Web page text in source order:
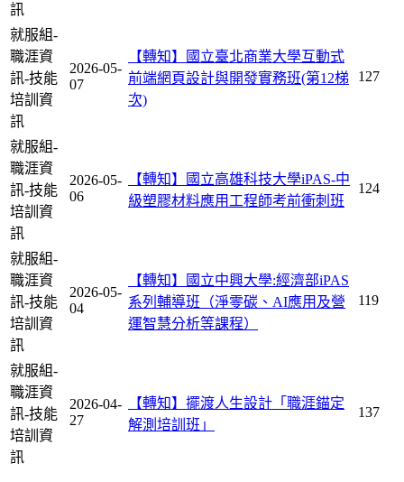
訊
就服組-
職涯資
訊-技能
培訓資
訊
2026-05-
07
【轉知】國立臺北商業大學互動式
前端網頁設計與開發實務班(第12梯
次)
127
就服組-
職涯資
訊-技能
培訓資
訊
2026-05-
06
【轉知】國立高雄科技大學iPAS-中
級塑膠材料應用工程師考前衝刺班
124
就服組-
職涯資
訊-技能
培訓資
訊
2026-05-
04
【轉知】國立中興大學:經濟部iPAS
系列輔導班（淨零碳、AI應用及營
運智慧分析等課程）
119
就服組-
職涯資
訊-技能
培訓資
訊
2026-04-
27
【轉知】擺渡人生設計「職涯錨定
解測培訓班」
137